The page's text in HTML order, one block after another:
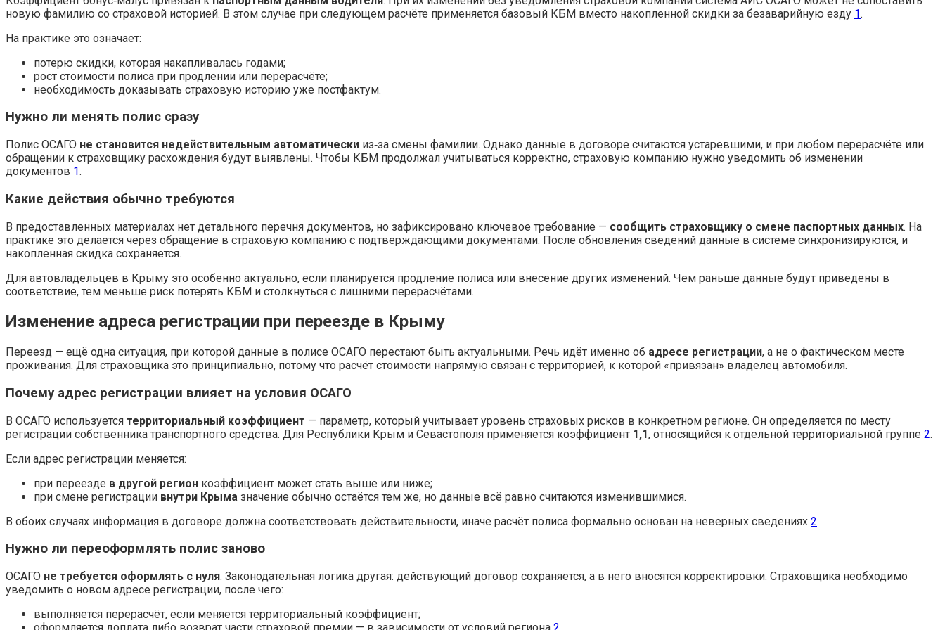
новую фамилию со страховой историей. В этом случае при следующем расчёте применяется базовый КБМ вместо накопленной скидки за безаварийную езду 1.
На практике это означает:
потерю скидки, которая накапливалась годами;
рост стоимости полиса при продлении или перерасчёте;
необходимость доказывать страховую историю уже постфактум.
Нужно ли менять полис сразу
Полис ОСАГО не становится недействительным автоматически из‑за смены фамилии. Однако данные в договоре считаются устаревшими, и при любом перерасчёте или
обращении к страховщику расхождения будут выявлены. Чтобы КБМ продолжал учитываться корректно, страховую компанию нужно уведомить об изменении
документов 1.
Какие действия обычно требуются
В предоставленных материалах нет детального перечня документов, но зафиксировано ключевое требование — сообщить страховщику о смене паспортных данных. На
практике это делается через обращение в страховую компанию с подтверждающими документами. После обновления сведений данные в системе синхронизируются, и
накопленная скидка сохраняется.
Для автовладельцев в Крыму это особенно актуально, если планируется продление полиса или внесение других изменений. Чем раньше данные будут приведены в
соответствие, тем меньше риск потерять КБМ и столкнуться с лишними перерасчётами.
Изменение адреса регистрации при переезде в Крыму
Переезд — ещё одна ситуация, при которой данные в полисе ОСАГО перестают быть актуальными. Речь идёт именно об адресе регистрации, а не о фактическом месте
проживания. Для страховщика это принципиально, потому что расчёт стоимости напрямую связан с территорией, к которой «привязан» владелец автомобиля.
Почему адрес регистрации влияет на условия ОСАГО
В ОСАГО используется территориальный коэффициент — параметр, который учитывает уровень страховых рисков в конкретном регионе. Он определяется по месту
регистрации собственника транспортного средства. Для Республики Крым и Севастополя применяется коэффициент 1,1, относящийся к отдельной территориальной группе 2.
Если адрес регистрации меняется:
при переезде в другой регион коэффициент может стать выше или ниже;
при смене регистрации внутри Крыма значение обычно остаётся тем же, но данные всё равно считаются изменившимися.
В обоих случаях информация в договоре должна соответствовать действительности, иначе расчёт полиса формально основан на неверных сведениях 2.
Нужно ли переоформлять полис заново
ОСАГО не требуется оформлять с нуля. Законодательная логика другая: действующий договор сохраняется, а в него вносятся корректировки. Страховщика необходимо
уведомить о новом адресе регистрации, после чего:
выполняется перерасчёт, если меняется территориальный коэффициент;